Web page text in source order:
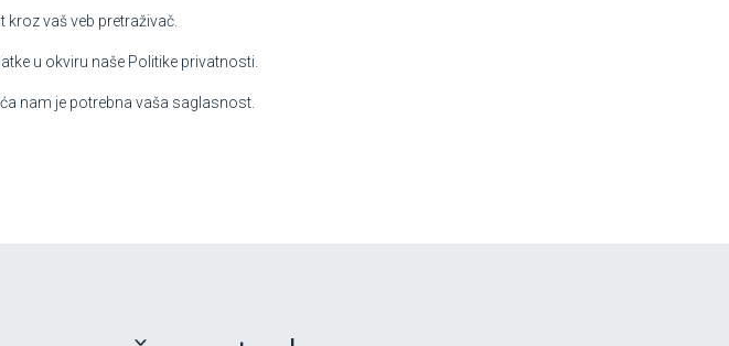
vaš veb pretraživač.
u okviru naše Politike privatnosti.
nam je potrebna vaša saglasnost.